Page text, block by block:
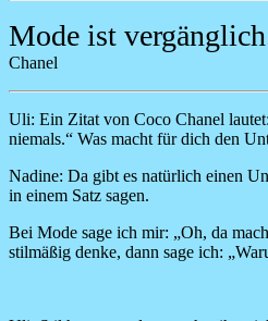
Mode ist
Chanel
Uli: Ein Zitat von Coco Chanel
niemals.“ Was macht für dich den
Nadine: Da gibt es natürlich einen
in einem Satz sagen.
Bei Mode sage ich mir: „Oh, da
stilmäßig denke, dann sage ich: